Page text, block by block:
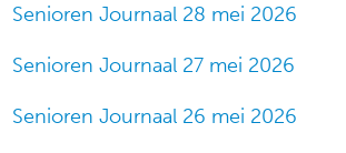
Senioren Journaal 28 mei 2026
Senioren Journaal 27 mei 2026
Senioren Journaal 26 mei 2026